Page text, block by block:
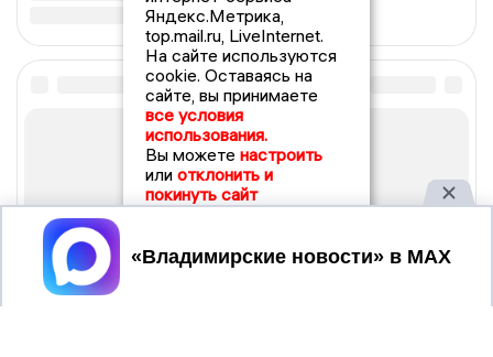
Яндекс.Метрика,
top.mail.ru, LiveInternet.
На сайте используются
cookie. Оставаясь на
сайте, вы принимаете
все условия
использования.
Вы можете настроить
или отклонить и
покинуть сайт
Принять